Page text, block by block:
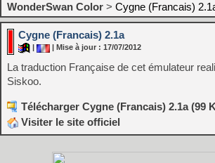
WonderSwan Color > Cygne (Francais)
Cygne (Francais) 2.1a
| Mise à jour : 17/07/2012
La traduction Française de cet émulateur
Siskoo.
Télécharger Cygne (Francais) 2.1a (99
Visiter le site officiel